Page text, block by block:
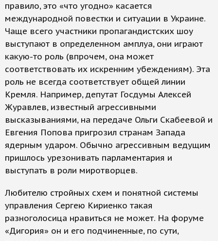
правило, это «что угодно» касается
международной повестки и ситуации в Украине.
Чаще всего участники пропагандистских шоу
выступают в определенном амплуа, они играют
какую-то роль (впрочем, она может
соответствовать их искренним убеждениям). Эта
роль не всегда соответствует общей линии
Кремля. Например, депутат Госдумы Алексей
Журавлев, известный агрессивными
высказываниями, на передаче Ольги Скабеевой и
Евгения Попова пригрозил странам Запада
ядерным ударом. Обычно агрессивным ведущим
пришлось урезонивать парламентария и
выступать в роли миротворцев.
Любителю стройных схем и понятной системы
управления Сергею Кириенко такая
разноголосица нравиться не может. На форуме
«Дигория» он и его подчиненные, по сути,